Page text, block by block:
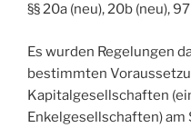
§§ 20a (neu), 20b (neu), 97
Es wurden Regelungen
bestimmten
Kapitalgesellschaften
Enkelgesellschaften) am